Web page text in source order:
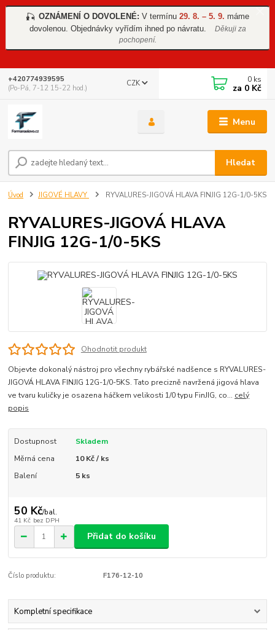
🎣 OZNÁMENÍ O DOVOLENÉ: V termínu 29. 8. – 5. 9. máme
dovolenou. Objednávky vyřídím ihned po návratu.
Děkuji za
pochopení.
Menu
CZK
Hledat
+420774939595
(Po-Pá, 7-12 15-22 hod.)
0 ks
za 0 Kč
Úvod JIGOVÉ HLAVY RYVALURES-JIGOVÁ HLAVA FINJIG 12G-1/0-5KS
RYVALURES-JIGOVÁ HLAVA
FINJIG 12G-1/0-5KS
Ohodnotit produkt
Objevte dokonalý nástroj pro všechny rybářské nadšence s RYVALURES-
JIGOVÁ HLAVA FINJIG 12G-1/0-5KS. Tato precizně navržená jigová hlava
ve tvaru kuličky je osazena háčkem velikosti 1/0 typu FinJIG, co... celý
popis
Dostupnost
Skladem
Měrná cena
10 Kč / ks
Balení
5 ks
50 Kč/bal.
41 Kč bez DPH
Přidat do košíku
Číslo produktu: F176-12-10
Kompletní specifikace